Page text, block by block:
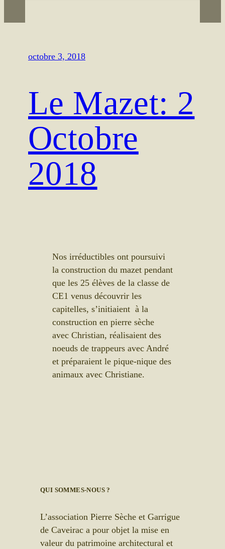
octobre 3, 2018
Le Mazet: 2
Octobre
2018
Nos irréductibles ont poursuivi
la construction du mazet pendant
que les 25 élèves de la classe de
CE1 venus découvrir les
capitelles, s’initiaient à la
construction en pierre sèche
avec Christian, réalisaient des
noeuds de trappeurs avec André
et préparaient le pique-nique des
animaux avec Christiane.
QUI SOMMES-NOUS ?
L’association Pierre Sèche et Garrigue
de Caveirac a pour objet la mise en
valeur du patrimoine architectural et